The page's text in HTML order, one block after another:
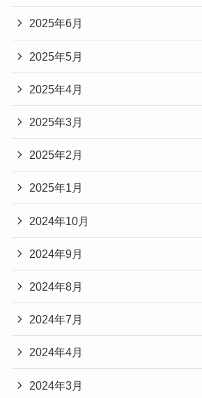
2025年6月
2025年5月
2025年4月
2025年3月
2025年2月
2025年1月
2024年10月
2024年9月
2024年8月
2024年7月
2024年4月
2024年3月